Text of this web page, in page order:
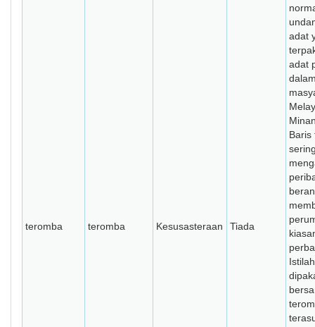
teromba teromba Kesusasteraan Tiada
adat
adat
Baris